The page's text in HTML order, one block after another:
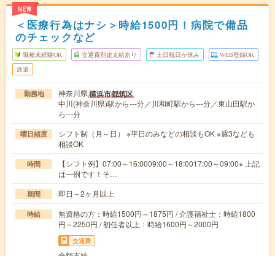
NEW
＜医療行為はナシ＞時給1500円！病院で備品
のチェックなど
職種未経験OK 交通費別途支給あり 土日祝日が休み WEB登録OK
派遣
勤務地 神奈川県横浜市都筑区
中川(神奈川県)駅から---分／川和町駅から---分／東山田駅か
ら---分
曜日頻度
シフト制（月～日） ※平日のみなどの相談もOK ※週3なども
相談OK
時間
【シフト例】07:00～16:0009:00～18:0017:00～09:00※ 上記
は一例です！そ…
期間 即日～2ヶ月以上
時給
無資格の方：時給1500円～1875円 / 介護福祉士：時給1800
円～2250円 / 初任者以上：時給1600円～2000円
交通費